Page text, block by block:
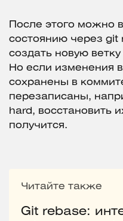
После этого можно
состоянию через
создать новую
Но если изменения
сохранены в
перезаписаны,
hard, восстановить
получится.
Читайте также
Git rebase: